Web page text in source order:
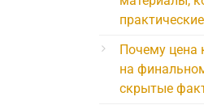
Почему цена
на
скрытые